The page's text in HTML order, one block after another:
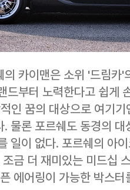
의 카이맨은 소위 '드림카
드부터 노력한다고 쉽게
인 꿈의 대상으로 여기
. 물론 포르쉐도 동경의
일이 없다. 포르쉐의 아
금 더 재미있는 미드십
에어링이 가능한 박스